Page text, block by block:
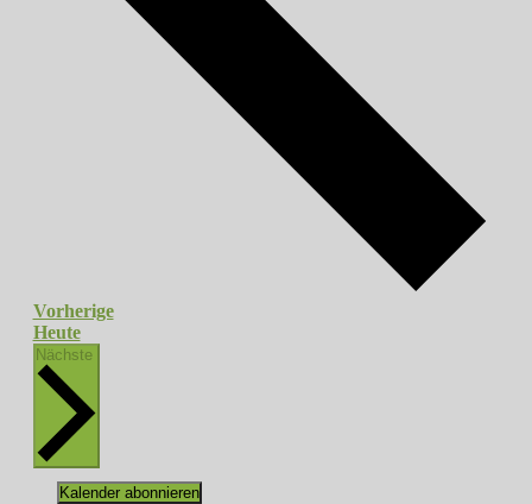
VorherigeVeranstaltungen
Heute
Nächste
Kalender abonnieren